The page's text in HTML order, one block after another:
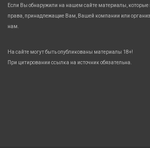
Если Вы обнаружили на нашем сайте материалы,
права, принадлежащие Вам, Вашей компании или
нам.
На сайте могут быть опубликованы материалы 18+!
При цитировании ссылка на источник обязательна.